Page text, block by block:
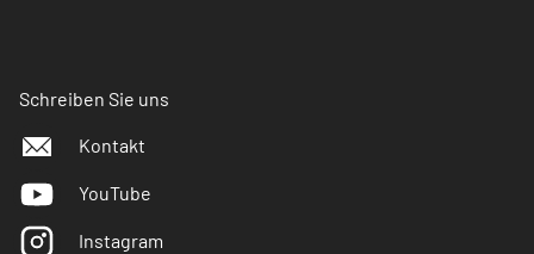
Schreiben Sie uns
Kontakt
YouTube
Instagram